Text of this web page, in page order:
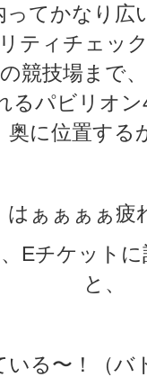
ってかなり広
ティチェッ
競技場まで
るパビリオ
奥に位置する
はぁぁぁぁ疲
Eチケット
と、
る〜！（